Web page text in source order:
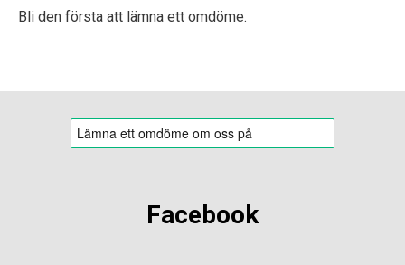
Bli den första att lämna ett omdöme.
Facebook